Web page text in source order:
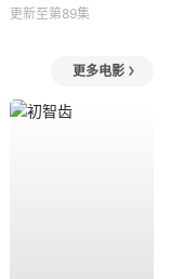
更新至第89集
更多电影